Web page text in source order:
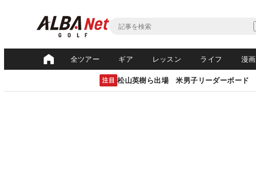
全ツアー ギア レッスン ライフ 漫画
注目 松山英樹ら出場 米男子リーダーボード